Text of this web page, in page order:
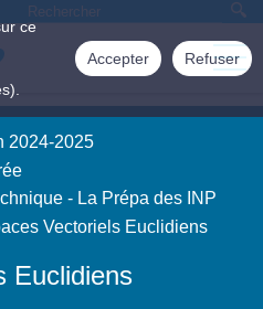
ce
Accepter Refuser
2024-2025
- La Prépa des INP
Vectoriels Euclidiens
Euclidiens